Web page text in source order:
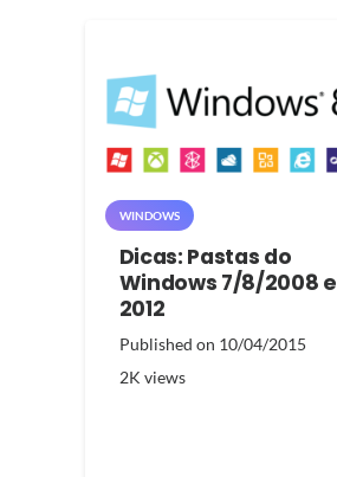
WINDOWS
Dicas: Pastas do
Windows 7/8/2008 e
2012
Published on 10/04/2015
2K views